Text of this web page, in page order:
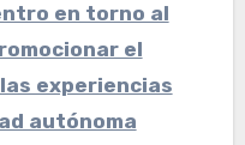
en torno al
el
experiencias
autónoma